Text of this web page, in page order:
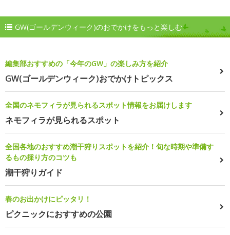
GW(ゴールデンウィーク)のおでかけをもっと楽しむ
編集部おすすめの「今年のGW」の楽しみ方を紹介
GW(ゴールデンウィーク)おでかけトピックス
全国のネモフィラが見られるスポット情報をお届けします
ネモフィラが見られるスポット
全国各地のおすすめ潮干狩りスポットを紹介！旬な時期や準備す
るもの採り方のコツも
潮干狩りガイド
春のお出かけにピッタリ！
ピクニックにおすすめの公園